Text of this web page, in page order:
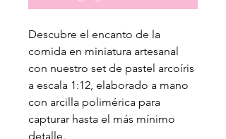
Descubre el encanto de la
comida en miniatura artesanal
con nuestro set de pastel arcoíris
a escala 1:12, elaborado a mano
con arcilla polimérica para
capturar hasta el más mínimo
detalle.